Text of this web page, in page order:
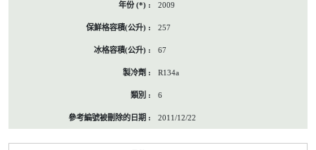
2009
257
67
R134a
6
2011/12/22